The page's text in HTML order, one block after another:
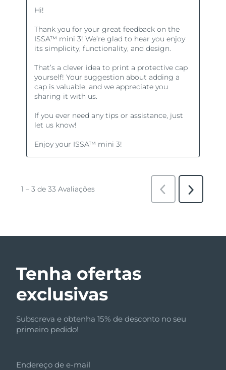
Tenha ofertas
exclusivas
Subscreva e obtenha 15% de desconto no seu
primeiro pedido!
Endereço de e-mail